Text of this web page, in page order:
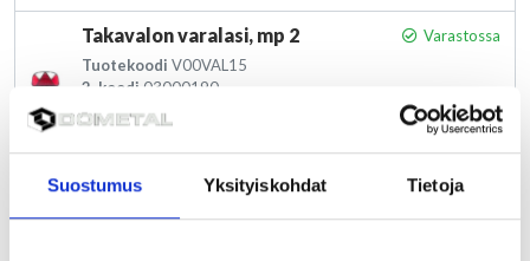
Suostumus Yksityiskohdat Tietoja
Takavalon varalasi, mp 2
Varastossa
Tuotekoodi V00VAL15
2. koodi 03000190
15,14 EUR(ALV 0%)
Tuotekoodi
00VAL26
2. koodi03000300